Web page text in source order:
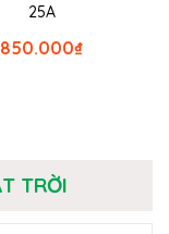
25A
₫
850.000
TRỜI